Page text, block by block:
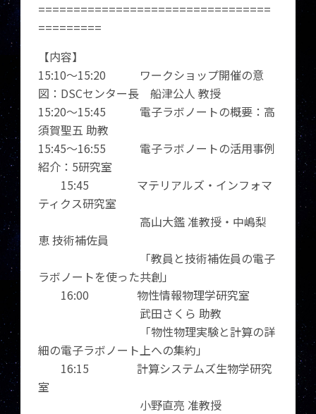
=================================
=========
【内容】
15:10～15:20 ワークショップ開催の意
図：DSCセンター長 船津公人 教授
15:20～15:45 電子ラボノートの概要：高
須賀聖五 助教
15:45～16:55 電子ラボノートの活用事例
紹介：5研究室
15:45 マテリアルズ・インフォマ
ティクス研究室
高山大鑑 准教授・中嶋梨
恵 技術補佐員
「教員と技術補佐員の電子
ラボノートを使った共創」
16:00 物性情報物理学研究室
武田さくら 助教
「物性物理実験と計算の詳
細の電子ラボノート上への集約」
16:15 計算システムズ生物学研究
室
小野直亮 准教授